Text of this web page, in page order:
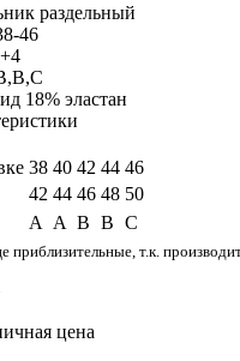
раздельный
46
+4
18% эластан
38 40 42 44 46
42 44 46 48 50
A A B B C
приблизительные, т.к.
цена